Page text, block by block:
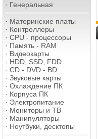
· Генеральная
· Материнские платы
· Контроллеры
· CPU - процессоры
· Память - RAM
· Видеокарты
· HDD, SSD, FDD
· CD - DVD - BD
· Звуковые карты
· Охлаждение ПК
· Корпуса ПК
· Электропитание
· Мониторы и ТВ
· Манипуляторы
· Ноутбуки, десктопы